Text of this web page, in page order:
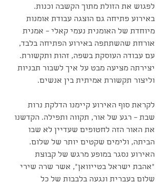
לפגוש את הזולת מתוך הקשבה וכנות.
באירוע פתיחה גם הוצגה עבודת אומנות
מיוחדת של האומנית נעמי קאלי – אמנית
אורחת שהשתתפה באירוע הפתיחה בלבד,
עם עבודה העוסקת בשפה, זהות ותקשורת.
יצירתה מציעה מבט על איך לשבור תבניות
וליצור תקשורת אמיתית בין אנשים.
לקראת סוף האירוע קיימנו הדלקת נרות
שבת – רגע של אור, תקווה ותפילה. הקדשנו
את האור הזה לחטופים שעדיין לא שבו
הביתה, ולימים שקטים יותר של שלום.
האירוע נסגר במופע מרגש של קבוצת
“אהבת ישראל בטייוואן”, אשר שרה שירי
שלום בעברית ונגעה בלבבות של כל